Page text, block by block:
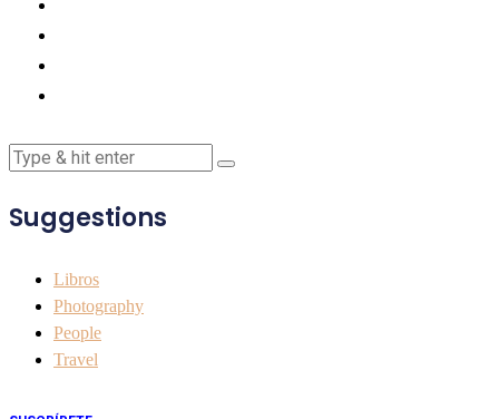
Suggestions
Libros
Photography
People
Travel